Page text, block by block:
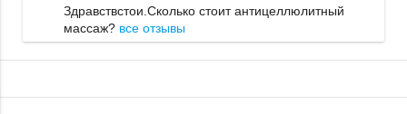
Здравствстои.Сколько стоит антицеллюлитный
массаж? все отзывы